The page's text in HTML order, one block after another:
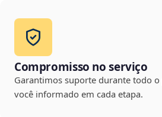
Compromisso no serviço
Garantimos suporte durante todo
você informado em cada etapa.